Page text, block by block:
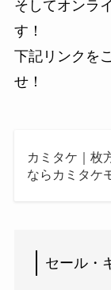
そしてオンラ
す！
下記リンクを
せ！
カミタケ｜枚
ならカミタケ
セール・